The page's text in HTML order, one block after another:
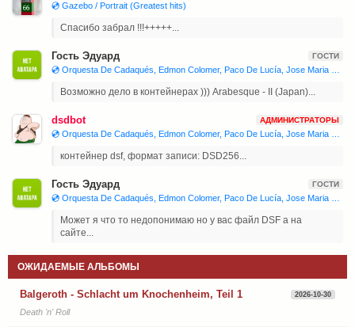
💿 Gazebo / Portrait (Greatest hits)
Спасибо забрал !!!+++++...
Гость Эдуард ГОСТИ
💿 Orquesta De Cadaqués, Edmon Colomer, Paco De Lucía, Jose Maria Bandera, Juan Manuel Cañizares 'Joaquín Rodrigo - Concierto De Aranjuez, Isaac Albéniz - Iberia'
Возможно дело в контейнерах ))) Arabesque - II (Japan)...
dsdbot АДМИНИСТРАТОРЫ
💿 Orquesta De Cadaqués, Edmon Colomer, Paco De Lucía, Jose Maria Bandera, Juan Manuel Cañizares 'Joaquín Rodrigo - Concierto De Aranjuez, Isaac Albéniz - Iberia'
контейнер dsf, формат записи: DSD256...
Гость Эдуард ГОСТИ
💿 Orquesta De Cadaqués, Edmon Colomer, Paco De Lucía, Jose Maria Bandera, Juan Manuel Cañizares 'Joaquín Rodrigo - Concierto De Aranjuez, Isaac Albéniz - Iberia'
Может я что то недопонимаю но у вас файл DSF а на
сайте...
ОЖИДАЕМЫЕ АЛЬБОМЫ
Balgeroth - Schlacht um Knochenheim, Teil 1 2026-10-30
Death 'n' Roll